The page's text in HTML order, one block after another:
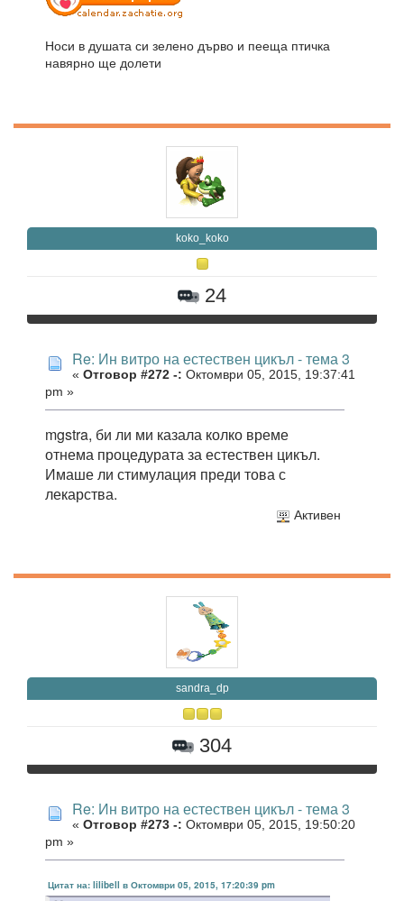
Носи в душата си зелено дърво и пееща птичка
навярно ще долети
koko_koko
24
Re: Ин витро на естествен цикъл - тема 3
« Отговор #272 -: Октомври 05, 2015, 19:37:41
pm »
mgstra, би ли ми казала колко време
отнема процедурата за естествен цикъл.
Имаше ли стимулация преди това с
лекарства.
Активен
sandra_dp
304
Re: Ин витро на естествен цикъл - тема 3
« Отговор #273 -: Октомври 05, 2015, 19:50:20
pm »
Цитат на: lilibell в Октомври 05, 2015, 17:20:39 pm